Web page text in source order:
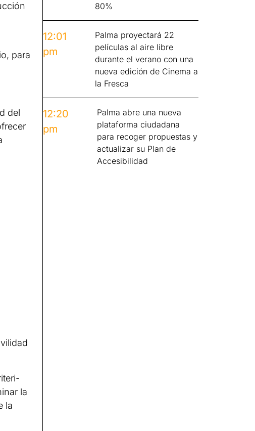
para
del
la
la
80%
12:01
pm
Palma proyectará 22
películas al aire libre
durante el verano con una
nueva edición de Cinema a
la Fresca
12:20
pm
Palma abre una nueva
plataforma ciudadana
para recoger propuestas y
actualizar su Plan de
Accesibilidad